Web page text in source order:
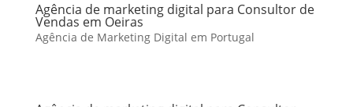
Agência de marketing digital para Consultor de
Vendas em Oeiras
Agência de Marketing Digital em Portugal